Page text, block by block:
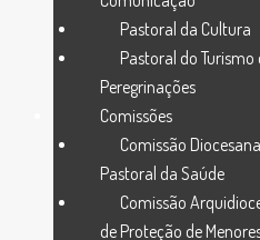
promover para este
de angariação de fundos
Arcebispo de Évora
Episcopal
Internacional
Pastoral da Cultura
Pastoral do Turismo
Peregrinações
Comissões
Comissão
Pastoral da Saúde
Comissão
de Proteção de